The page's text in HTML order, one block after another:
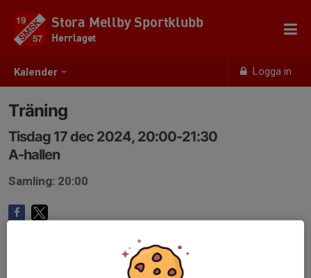
Kalender Logga in
Stora Mellby Sportklubb
Herrlaget
Träning
Tisdag 17 dec 2024, 20:00-21:30
A-hallen
Samling: 20:00